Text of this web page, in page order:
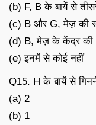
(b) F, B के बायें से
(c) B और G, मेज़ की
(d) B, मेज़ के केंद्र की
(e) इनमें से कोई नहीं
Q15. H के बायें से
(a) 2
(b) 1